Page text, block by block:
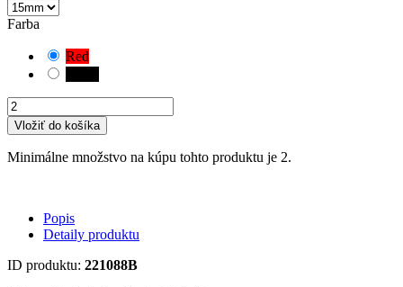
Farba
Red
Vložiť do košíka
Minimálne množstvo na kúpu tohto produktu je 2.
Popis
Detaily produktu
ID produktu: 221088B